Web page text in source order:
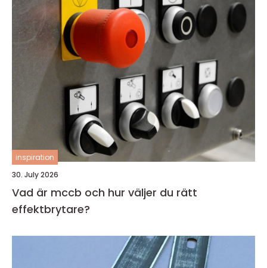
inspiration
30. July 2026
Vad är mccb och hur väljer du rätt
effektbrytare?